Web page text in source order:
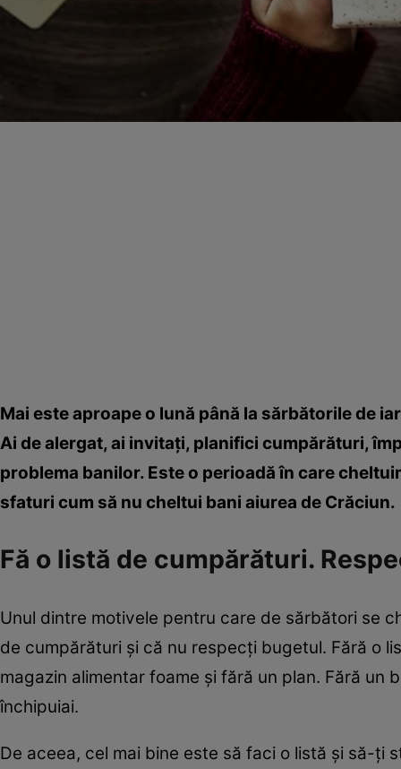
Mai este aproape o lună până la sărbătorile de
Ai de alergat, ai invitaţi, planifici cumpărături,
problema banilor. Este o perioadă în care
sfaturi cum să nu cheltui bani aiurea de Crăciun.
Fă o listă de cumpărături.
Unul dintre motivele pentru care de sărbători se
de cumpărături şi că nu respecţi bugetul. Fără o
magazin alimentar foame şi fără un plan. Fără
închipuiai.
De aceea, cel mai bine este să faci o listă şi să-ţi